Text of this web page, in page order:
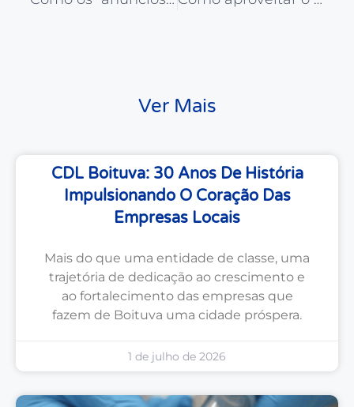
Ver Mais
CDL Boituva: 30 Anos De História
Impulsionando O Coração Das
Empresas Locais
Mais do que uma entidade de classe, uma
trajetória de dedicação ao crescimento e
ao fortalecimento das empresas que
fazem de Boituva uma cidade próspera.
1 de julho de 2026